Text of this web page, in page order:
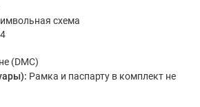
схема
(DMC)
Рамка и паспарту в комплект не